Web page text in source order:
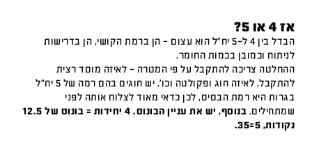
אז 4 או 5?
הבדל בין 4 ל-5 יח"ל הוא עצום – הן ברמת הקושי, הן בדרישות
לניתוח וכמובן בכמות החומר.
ההחלטה צריכה להתקבל על פי המטרה – לאיזה מוסד רצית
להתקבל, לאיזה חוג ופקולטה וכו'. יש חוגים בהם רמה של 5 יח"ל
בגרות היא רמת הבסיס, לכן כדאי מאוד לצלוח אותה לפני
שמתחילים.
בנוסף, יש את עניין הבונוס. 4 יחידות = בונוס של 12.5
נקודות, 5=35.